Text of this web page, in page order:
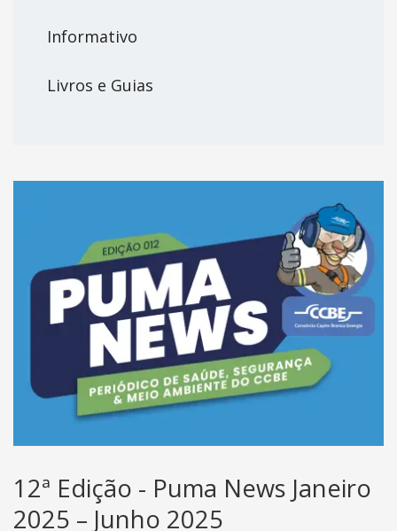
Informativo
Livros e Guias
12ª Edição - Puma News Janeiro
2025 – Junho 2025